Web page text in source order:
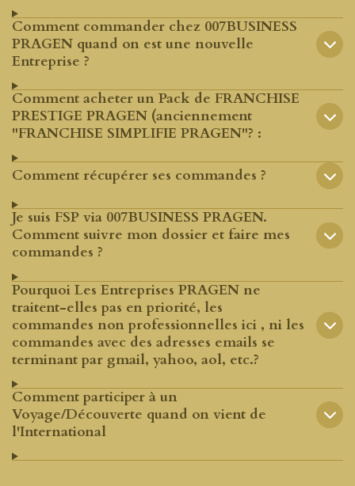
Comment commander chez 007BUSINESS
PRAGEN quand on est une nouvelle
Entreprise ?
Comment acheter un Pack de FRANCHISE
PRESTIGE PRAGEN (anciennement
"FRANCHISE SIMPLIFIE PRAGEN"? :
Comment récupérer ses commandes ?
Je suis FSP via 007BUSINESS PRAGEN.
Comment suivre mon dossier et faire mes
commandes ?
Pourquoi Les Entreprises PRAGEN ne
traitent-elles pas en priorité, les
commandes non professionnelles ici , ni les
commandes avec des adresses emails se
terminant par gmail, yahoo, aol, etc.?
Comment participer à un
Voyage/Découverte quand on vient de
l'International